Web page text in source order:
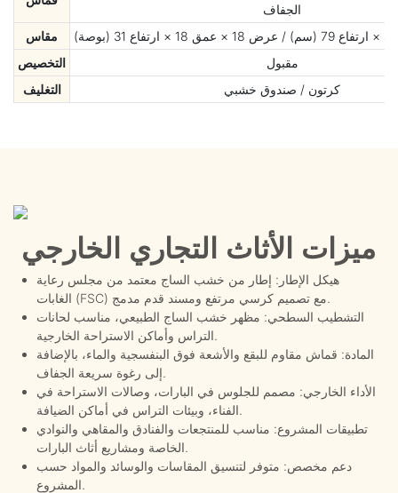
الجفاف
مقاس
التخصيص
مقبول
التغليف
كرتون / صندوق خشبي
ميزات الأثاث التجاري الخارجي
هيكل الإطار: إطار من خشب الساج معتمد من مجلس رعاية
الغابات (FSC) مع تصميم كرسي مرتفع ومسند قدم مدمج.
التشطيب السطحي: مظهر خشب الساج الطبيعي، مناسب لحانات
التراس وأماكن الاستراحة الخارجية.
المادة: قماش مقاوم للبقع والأشعة فوق البنفسجية والماء، بالإضافة
إلى رغوة سريعة الجفاف.
الأداء الخارجي: مصمم للجلوس في البارات، وصالات الاستراحة في
الفناء، وبيئات التراس في أماكن الضيافة.
تطبيقات المشروع: مناسب للمنتجعات والفنادق والمقاهي والنوادي
الخاصة ومشاريع أثاث البارات.
دعم مخصص: متوفر لتنسيق المقاسات والوسائد والمواد حسب
المشروع.